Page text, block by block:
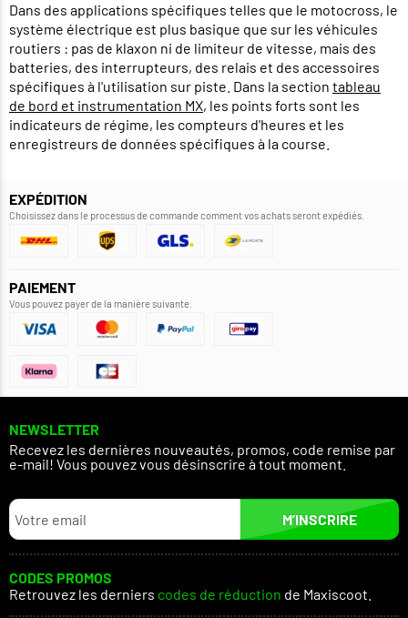
Dans des applications spécifiques telles que le motocross, le
système électrique est plus basique que sur les véhicules
routiers : pas de klaxon ni de limiteur de vitesse, mais des
batteries, des interrupteurs, des relais et des accessoires
spécifiques à l'utilisation sur piste. Dans la section tableau
de bord et instrumentation MX, les points forts sont les
indicateurs de régime, les compteurs d'heures et les
enregistreurs de données spécifiques à la course.
EXPÉDITION
Choisissez dans le processus de commande comment vos achats seront expédiés.
PAIEMENT
Vous pouvez payer de la manière suivante.
NEWSLETTER
Recevez les dernières nouveautés, promos, code remise par
e-mail! Vous pouvez vous désinscrire à tout moment.
M’INSCRIRE
CODES PROMOS
Retrouvez les derniers codes de réduction de Maxiscoot.